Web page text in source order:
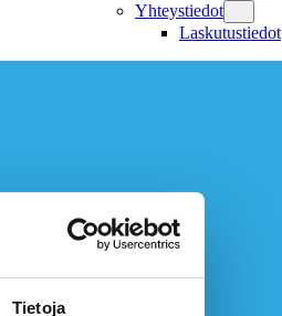
Tietoja
Yhteystiedot
Laskutustiedot